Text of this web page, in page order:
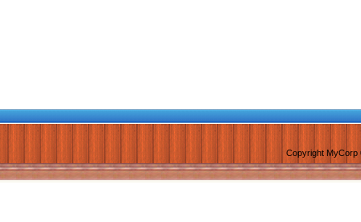
Copyright MyCorp